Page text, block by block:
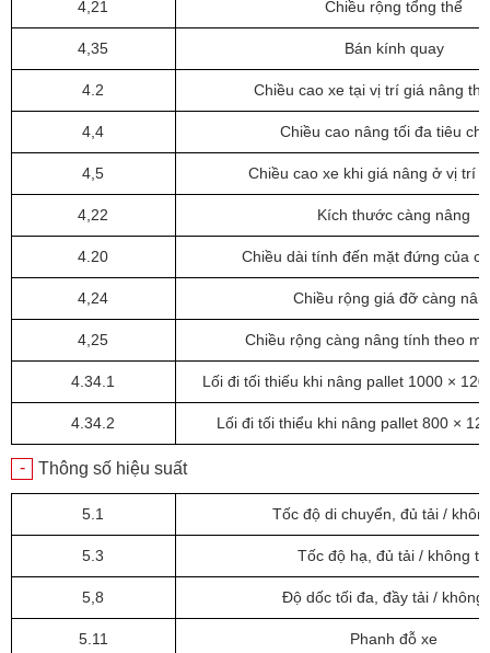
4,21 Chiều rộng tổng thể
4,35 Bán kính quay
4.2 Chiều cao xe tại vị trí giá nâng
4,4 Chiều cao nâng tối đa tiêu
4,5 Chiều cao xe khi giá nâng ở vị trí
4,22 Kích thước càng nâng
4.20 Chiều dài tính đến mặt đứng của
4,24 Chiều rộng giá đỡ càng
4,25 Chiều rộng càng nâng tính theo
4.34.1 Lối đi tối thiếu khi nâng pallet 1000 ×
4.34.2 Lối đi tối thiểu khi nâng pallet 800 ×
- Thông số hiệu suất
5.1 Tốc độ di chuyển, đủ tải /
5.3 Tốc độ hạ, đủ tải / không tải
5,8 Độ dốc tối đa, đầy tải / không
5.11 Phanh đỗ xe